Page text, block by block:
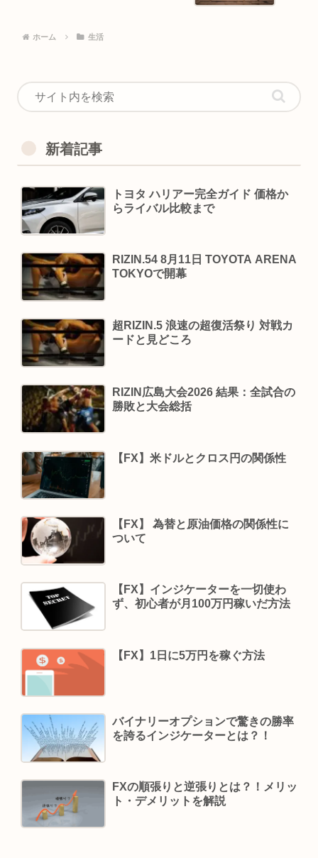
ホーム 生活
新着記事
トヨタ ハリアー完全ガイド 価格か
らライバル比較まで
RIZIN.54 8月11日 TOYOTA ARENA
TOKYOで開幕
超RIZIN.5 浪速の超復活祭り 対戦カ
ードと見どころ
RIZIN広島大会2026 結果：全試合の
勝敗と大会総括
【FX】米ドルとクロス円の関係性
【FX】 為替と原油価格の関係性に
ついて
【FX】インジケーターを一切使わ
ず、初心者が月100万円稼いだ方法
【FX】1日に5万円を稼ぐ方法
バイナリーオプションで驚きの勝率
を誇るインジケーターとは？！
FXの順張りと逆張りとは？！メリッ
ト・デメリットを解説